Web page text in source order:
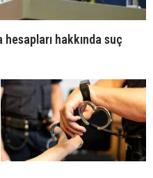
hesapları hakkında suç